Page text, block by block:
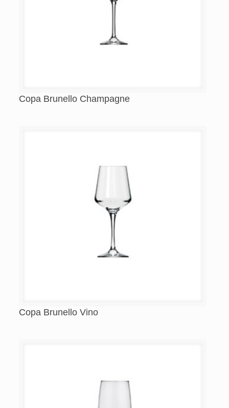
Copa Brunello Champagne
Copa Brunello Vino